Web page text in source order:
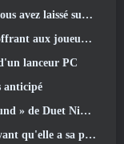
a une solution pour ça
jolie monture de lapin
lanceur PC
anticipé
l’histoire de Huaxu
annonce de bande rouge